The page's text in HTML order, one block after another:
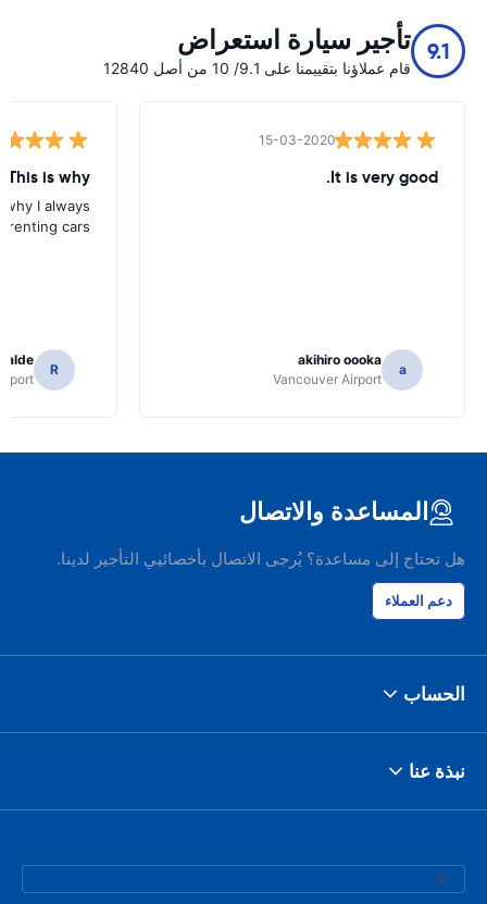
9.1 تأجير سيارة استعراض
قام عملاؤنا بتقييمنا على 9.1/ 10 من أصل 12840
15-03-2020
It is very good.
a
akihiro oooka
Vancouver Airport
This is why
I always
cars.
R
المساعدة والاتصال
هل تحتاج إلى مساعدة؟ يُرجى الاتصال بأخصائيي التأجير لدينا.
دعم العملاء
الحساب
نبذة عنا